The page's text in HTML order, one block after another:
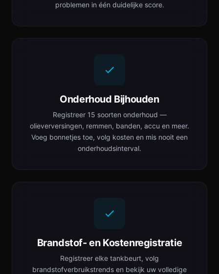
problemen in één duidelijke score.
Onderhoud Bijhouden
Registreer 15 soorten onderhoud —
olieverversingen, remmen, banden, accu en meer.
Voeg bonnetjes toe, volg kosten en mis nooit een
onderhoudsinterval.
Brandstof- en Kostenregistratie
Registreer elke tankbeurt, volg
brandstofverbruikstrends en bekijk uw volledige